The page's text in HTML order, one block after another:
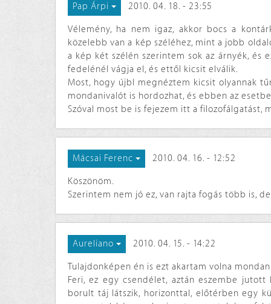
Pap Árpi 2010. 04. 18. - 23:55
Vélemény, ha nem igaz, akkor bocs a
közelebb van a kép széléhez, mint a jobb
a kép két szélén szerintem sok az árnyék, és
fedelénél vágja el, és ettől kicsit elválik.
Most, hogy újbl megnéztem kicsit olyannak
mondanivalót is hordozhat, és ebben az
Szóval most be is fejezem itt a filozofálgatást,
Mácsai Ferenc 2010. 04. 16. - 12:52
Köszönöm.
Szerintem nem jó ez, van rajta fogás több is,
Aureliano 2010. 04. 15. - 14:22
Tulajdonképen én is ezt akartam volna
Feri, ez egy csendélet, aztán eszembe
borult táj látszik, horizonttal, előtérben egy